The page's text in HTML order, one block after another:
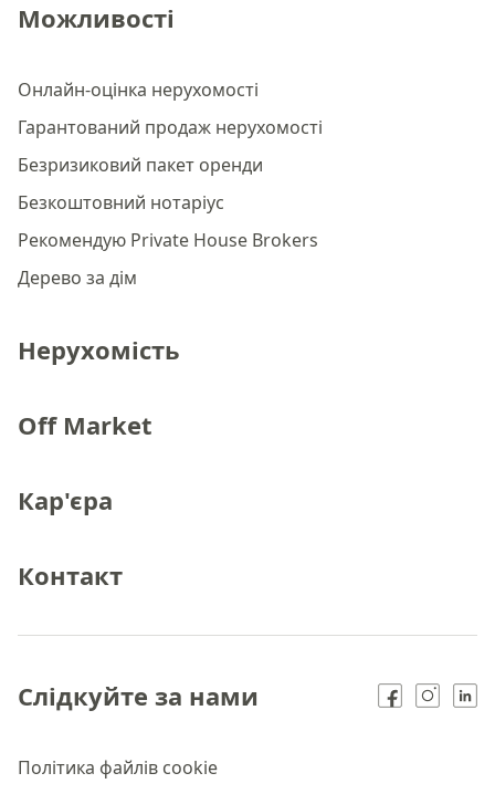
Можливості
Онлайн-оцінка нерухомості
Гарантований продаж нерухомості
Безризиковий пакет оренди
Безкоштовний нотаріус
Рекомендую Private House Brokers
Дерево за дім
Нерухомість
Off Market
Кар'єра
Контакт
Політика файлів cookie
Слідкуйте за нами